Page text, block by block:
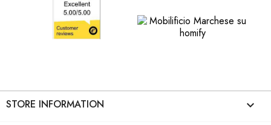
STORE INFORMATION keyboard_arrow_down